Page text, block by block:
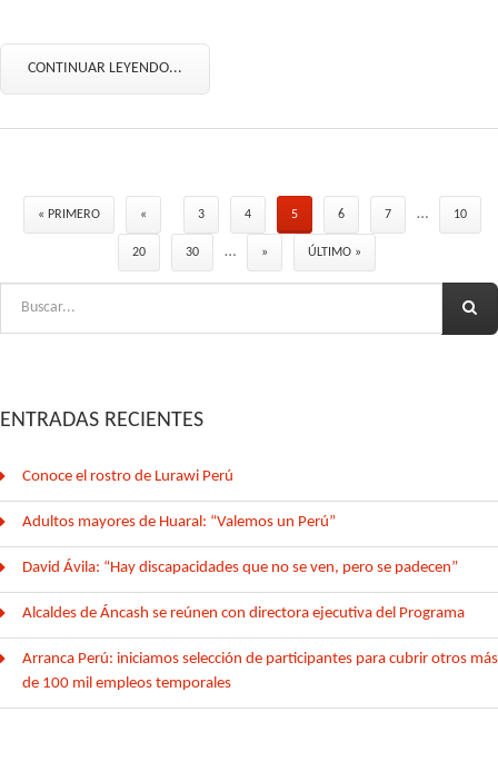
CONTINUAR LEYENDO...
« PRIMERO « 3 4 5 6 7 … 10
20 30 … » ÚLTIMO »
ENTRADAS RECIENTES
Conoce el rostro de Lurawi Perú
Adultos mayores de Huaral: “Valemos un Perú”
David Ávila: “Hay discapacidades que no se ven, pero se padecen”
Alcaldes de Áncash se reúnen con directora ejecutiva del Programa
Arranca Perú: iniciamos selección de participantes para cubrir otros más
de 100 mil empleos temporales